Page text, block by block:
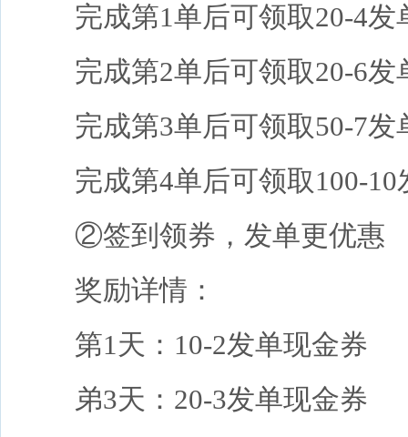
完成第1单后可领取20-4发
完成第2单后可领取20-6发
完成第3单后可领取50-7发
完成第4单后可领取100-
②签到领券，发单更优惠
奖励详情：
第1天：10-2发单现金券
弟3天：20-3发单现金券